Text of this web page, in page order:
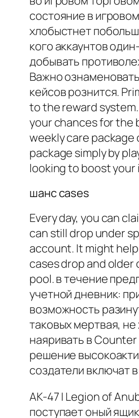
состояние в
хлобыстнет
кого аккаунтов
добывать
Важно
кейсов рознится.
to the reward
your chances for the
weekly care package
package simply by
looking to boost your
шанс cases
Every day, you can
can still drop under
account. It might
cases drop and
pool. в течение
учетной дневник:
возможность
таковых мертвая,
наяривать в
решение
создатели включат
AK-47 | Legion of
поступает оный